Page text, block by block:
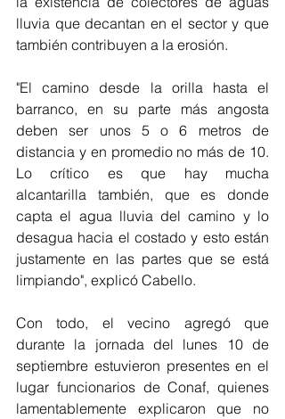
lluvia que decantan en el sector y que
también contribuyen a la erosión.
"El camino desde la orilla hasta el
barranco, en su parte más angosta
deben ser unos 5 o 6 metros de
distancia y en promedio no más de 10.
Lo crítico es que hay mucha
alcantarilla también, que es donde
capta el agua lluvia del camino y lo
desagua hacia el costado y esto están
justamente en las partes que se está
limpiando", explicó Cabello.
Con todo, el vecino agregó que
durante la jornada del lunes 10 de
septiembre estuvieron presentes en el
lugar funcionarios de Conaf, quienes
lamentablemente explicaron que no